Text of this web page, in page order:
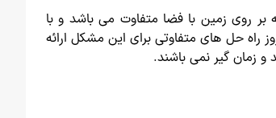
روی زمین با فضا متفاوت می باشد و با
راه حل های متفاوتی برای این مشکل ارائه
زمان گیر نمی باشند.